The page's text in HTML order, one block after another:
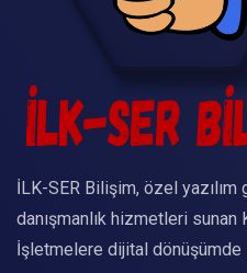
İLK-SER Bilişim, özel
danışmanlık hizmetleri
İşletmelere dijital